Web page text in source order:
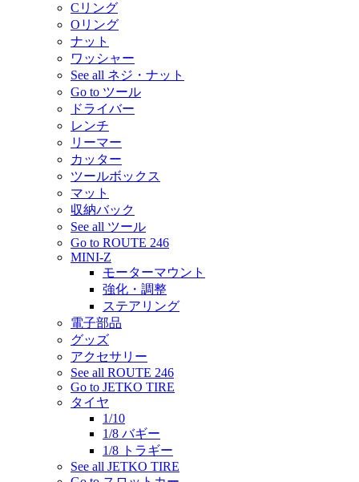
Cリング
Oリング
ナット
ワッシャー
See all ネジ・ナット
Go to ツール
ドライバー
レンチ
リーマー
カッター
ツールボックス
マット
収納バック
See all ツール
Go to ROUTE 246
MINI-Z
モーターマウント
強化・調整
ステアリング
電子部品
グッズ
アクセサリー
See all ROUTE 246
Go to JETKO TIRE
タイヤ
1/10
1/8 バギー
1/8 トラギー
See all JETKO TIRE